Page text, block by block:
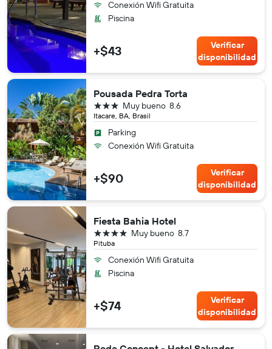
Conexión Wifi Gratuita
Piscina
+$43
Verificar
disponibilidad
Pousada Pedra Torta
Itacare, BA, Brasil
8.6
Muy bueno
3 estrellas
Parking
Conexión Wifi Gratuita
+$90
Verificar
disponibilidad
Fiesta Bahia Hotel
Pituba
8.7
Muy bueno
4 estrellas
Conexión Wifi Gratuita
Piscina
+$74
Verificar
disponibilidad